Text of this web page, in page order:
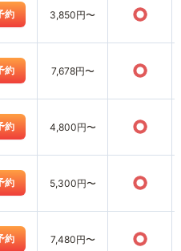
約 3,850円〜 ○
約 7,678円〜 ○
約 4,800円〜 ○
約 5,300円〜 ○
約 7,480円〜 ○